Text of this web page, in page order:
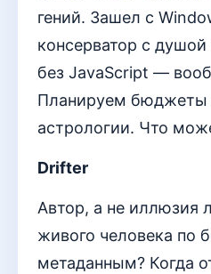
гений. Зашел с
консерватор с душой
без JavaScript —
Планируем бюджеты
астрологии. Что
Drifter
Автор, а не иллюзия
живого человека по
метаданным? Когда